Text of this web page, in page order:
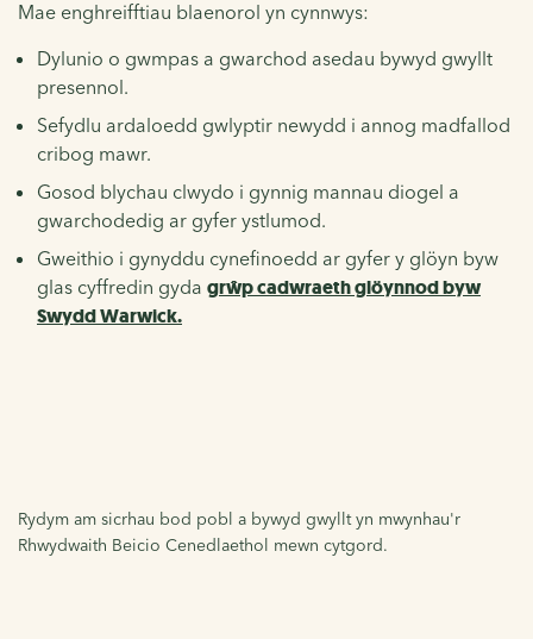
Mae enghreifftiau blaenorol yn cynnwys:
Dylunio o gwmpas a gwarchod asedau bywyd gwyllt
presennol.
Sefydlu ardaloedd gwlyptir newydd i annog madfallod
cribog mawr.
Gosod blychau clwydo i gynnig mannau diogel a
gwarchodedig ar gyfer ystlumod.
Gweithio i gynyddu cynefinoedd ar gyfer y glöyn byw
glas cyffredin gyda grŵp cadwraeth glöynnod byw
Swydd Warwick.
Rydym am sicrhau bod pobl a bywyd gwyllt yn mwynhau'r
Rhwydwaith Beicio Cenedlaethol mewn cytgord.